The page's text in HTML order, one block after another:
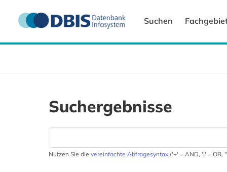
Suchen
Suchergebnisse
Nutzen Sie die vereinfachte Abfragesyntax ('+' = AND, '|' = OR,